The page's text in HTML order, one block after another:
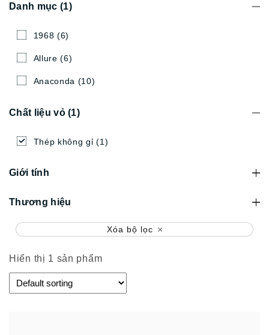
Danh mục (1)
1968 (6)
Allure (6)
Anaconda (10)
Chất liệu vỏ(1)
Thép không gỉ (1)
Giới tính
Thương hiệu
Xóa bộ lọc
Hiển thị 1 sản phẩm